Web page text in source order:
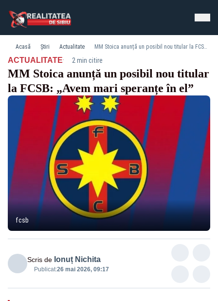
Acasă Știri Actualitate MM Stoica anunță un posibil nou titular la FCSB: „Avem mari speranțe în el”
ACTUALITATE· 2 min citire
MM Stoica anunță un posibil nou titular
la FCSB: „Avem mari speranțe în el”
fcsb
Scris de Ionuț Nichita
Publicat:26 mai 2026, 09:17